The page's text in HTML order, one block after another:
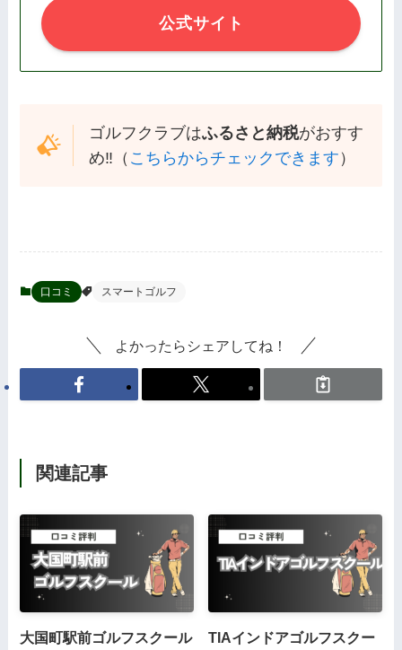
公式サイト
ゴルフクラブはふるさと納税がおすす
め‼️（ こちらからチェックできます ）
口コミ スマートゴルフ
よかったらシェアしてね！
関連記事
大国町駅前ゴルフスクール
TIAインドアゴルフスクー